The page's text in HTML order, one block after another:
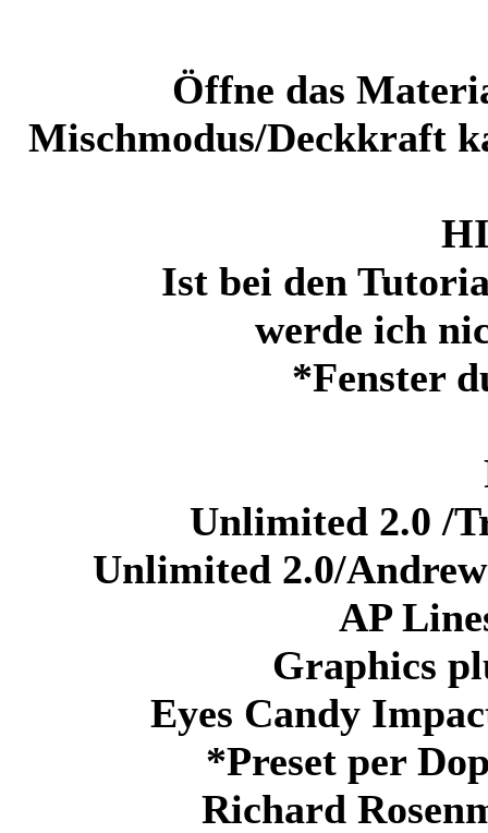
Öffne das
Mischmodus/Deckkraft
Ist bei den
werde ich
*Fenster
Unlimited 2.0 /
Unlimited 2.0/
AP
Graphics
Eyes Candy
*Preset per
Richard